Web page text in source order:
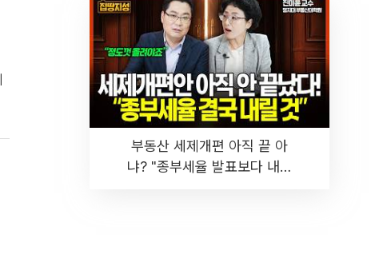
부동산 세제개편 아직 끝 아
냐? "종부세율 발표보다 내릴